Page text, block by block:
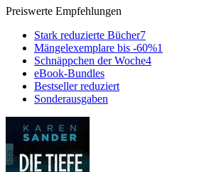
Preiswerte Empfehlungen
Stark reduzierte Bücher7
Mängelexemplare bis -60%1
Schnäppchen der Woche4
eBook-Bundles
Bestseller reduziert
Sonderausgaben